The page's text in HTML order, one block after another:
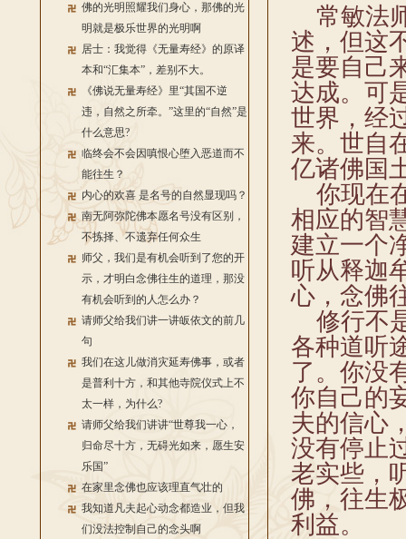
佛的光明照耀我们身心，那佛的光
明就是极乐世界的光明啊
居士：我觉得《无量寿经》的原译
本和“汇集本”，差别不大。
《佛说无量寿经》里“其国不逆
违，自然之所牵。”这里的“自然”是
什么意思?
临终会不会因嗔恨心堕入恶道而不
能往生？
内心的欢喜 是名号的自然显现吗？
南无阿弥陀佛本愿名号没有区别，
不拣择、不遗弃任何众生
师父，我们是有机会听到了您的开
示，才明白念佛往生的道理，那没
有机会听到的人怎么办？
请师父给我们讲一讲皈依文的前几
句
我们在这儿做消灾延寿佛事，或者
是普利十方，和其他寺院仪式上不
太一样，为什么?
请师父给我们讲讲“世尊我一心，
归命尽十方，无碍光如来，愿生安
乐国”
在家里念佛也应该理直气壮的
我知道凡夫起心动念都造业，但我
们没法控制自己的念头啊
常敏法
述，但这
是要自己
达成。可
世界，经
来。世自
亿诸佛国
你现在
相应的智
建立一个
听从释迦
心，念佛
修行不
各种道听
了。你没
你自己的
夫的信心
没有停止
老实些，
佛，往生
利益。